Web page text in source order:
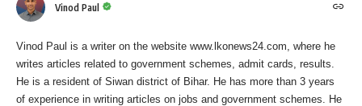
Vinod Paul
Vinod Paul is a writer on the website www.lkonews24.com, where he
writes articles related to government schemes, admit cards, results.
He is a resident of Siwan district of Bihar. He has more than 3 years
of experience in writing articles on jobs and government schemes. He